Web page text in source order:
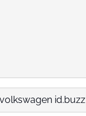
volkswagen id.buzz